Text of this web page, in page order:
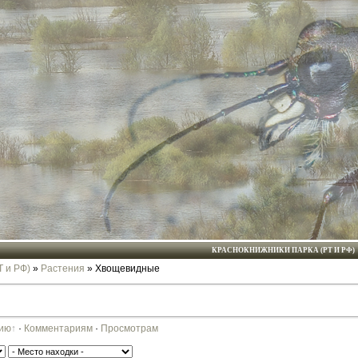
КРАСНОКНИЖНИКИ ПАРКА (РТ И РФ)
и РФ) » Растения » Хвощевидные
· Комментариям · Просмотрам